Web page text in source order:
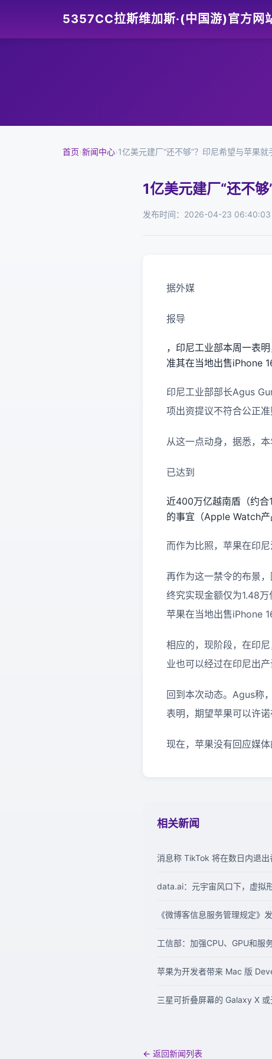
5357CC拉斯维加斯·(中国游)官方网
首页›新闻中心›1亿美元建厂“还不够”？印尼希望与苹果
1亿美元建厂“还不
发布时间：2026-04-23 06:40:03
据外媒
报导
，印尼工业部本周一表
准其在当地出售iPhone
印尼工业部部长Agus
项出资提议不符合公正
从这一点动身，据悉，
已达到
近400万亿越南盾（约
的事宜（Apple Watch产
而作为比照，苹果在印
再作为这一禁令的布景
终究实现金额仅为1.48
苹果在当地出售iPhone
相应的，现阶段，在印
业也可以经过在印尼出
回到本次动态。Agus称
表明，期望苹果可以许
现在，苹果没有回应媒体
相关新闻
消息称 TikTok 将在数日内退出
data.ai：元宇宙风口下，虚拟
《微博客信息服务管理规定》
工信部：加强CPU、GPU和服
苹果为开发者带来 Mac 版
三星可折叠屏幕的 Galaxy X
← 返回新闻列表